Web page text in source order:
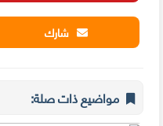
شارك
مواضيع ذات صلة: